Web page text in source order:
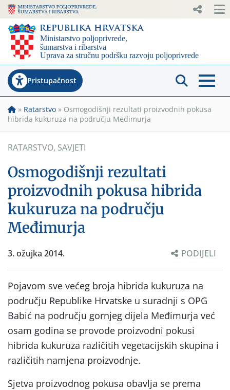
Pristupačnost
» Ratarstvo » Osmogodišnji rezultati proizvodnih pokusa
hibrida kukuruza na području Međimurja
RATARSTVO, SAVJETI
Osmogodišnji rezultati
proizvodnih pokusa hibrida
kukuruza na području
Međimurja
3. ožujka 2014. PODIJELI
Pojavom sve većeg broja hibrida kukuruza na
području Republike Hrvatske u suradnji s OPG
Babić na području gornjeg dijela Međimurja već
osam godina se provode proizvodni pokusi
hibrida kukuruza različitih vegetacijskih skupina i
različitih namjena proizvodnje.
Sjetva proizvodnog pokusa obavlja se prema